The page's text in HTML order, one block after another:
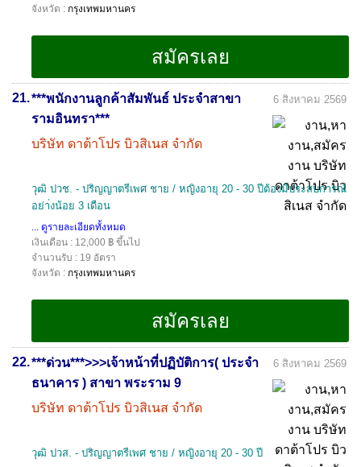
จังหวัด : กรุงเทพมหานคร
21.***พนักงานลูกค้าสัมพันธ์ ประจำสาขา
รามอินทรา***
บริษัท ดาต้าโปร บิวสิเนส จำกัด
6 สิงหาคม 2569
วุฒิ ปวช. - ปริญญาตรีเพศ ชาย / หญิงอายุ 20 - 30 ปีต้องมีประสบการณ์
อย่า่งน้อย 3 เดือน
... ดูรายละเอียดทั้งหมด
เงินเดือน : 12,000 ฿ ขึ้นไป
จำนวนรับ : 19 อัตรา
จังหวัด : กรุงเทพมหานคร
22.***ด่วน***>>>เจ้าหน้าที่ปฏิบัติการ( ประจำ
ธนาคาร ) สาขา พระราม 9
บริษัท ดาต้าโปร บิวสิเนส จำกัด
6 สิงหาคม 2569
วุฒิ ปวส. - ปริญญาตรีเพศ ชาย / หญิงอายุ 20 - 30 ปี